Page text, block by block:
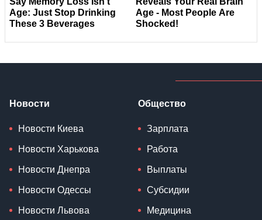
Новости
Новости Киева
Новости Харькова
Новости Днепра
Новости Одессы
Новости Львова
Общество
Зарплата
Работа
Выплаты
Субсидии
Медицина